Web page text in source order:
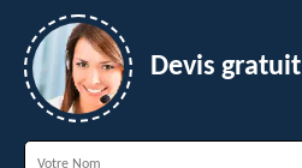
Devis gratuit